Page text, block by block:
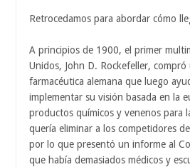
Retrocedamos para abordar cómo
A principios de 1900, el primer
Unidos, John D. Rockefeller, compró
farmacéutica alemana que luego
implementar su visión basada en la
productos químicos y venenos para
quería eliminar a los competidores
por lo que presentó un informe al
que había demasiados médicos y